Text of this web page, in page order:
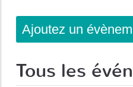
Ajoutez un
Tous les